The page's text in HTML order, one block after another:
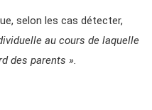
selon les cas détecter,
au cours de laquelle
des parents ».